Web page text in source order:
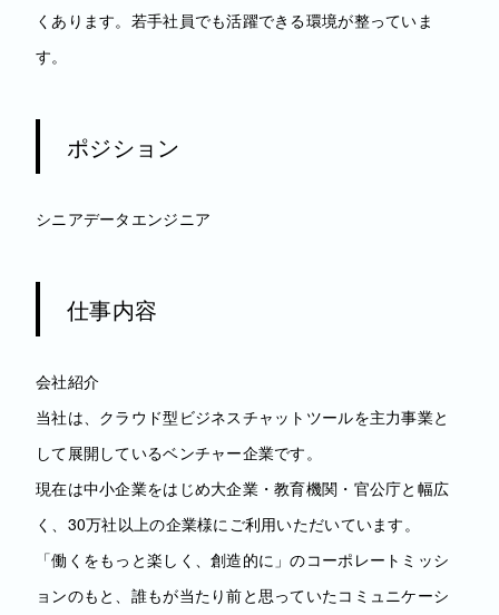
くあります。若手社員でも活躍できる環境が整っていま
す。
ポジション
シニアデータエンジニア
仕事内容
会社紹介
当社は、クラウド型ビジネスチャットツールを主力事業と
して展開しているベンチャー企業です。
現在は中小企業をはじめ大企業・教育機関・官公庁と幅広
く、30万社以上の企業様にご利用いただいています。
「働くをもっと楽しく、創造的に」のコーポレートミッシ
ョンのもと、誰もが当たり前と思っていたコミュニケーシ